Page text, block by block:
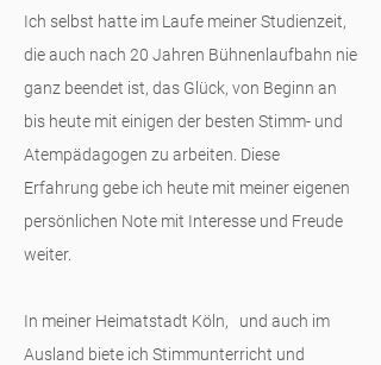
Ich selbst hatte im Laufe meiner Studienzeit,
die auch nach 20 Jahren Bühnenlaufbahn nie
ganz beendet ist, das Glück, von Beginn an
bis heute mit einigen der besten Stimm- und
Atempädagogen zu arbeiten. Diese
Erfahrung gebe ich heute mit meiner eigenen
persönlichen Note mit Interesse und Freude
weiter.
In meiner Heimatstadt Köln, und auch im
Ausland biete ich Stimmunterricht und